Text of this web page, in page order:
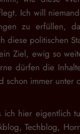
Ich will
zu erfüllen,
politischen
Ziel, ewig so
dürfen die
schon immer unter
hier eigentlich
Techblog,